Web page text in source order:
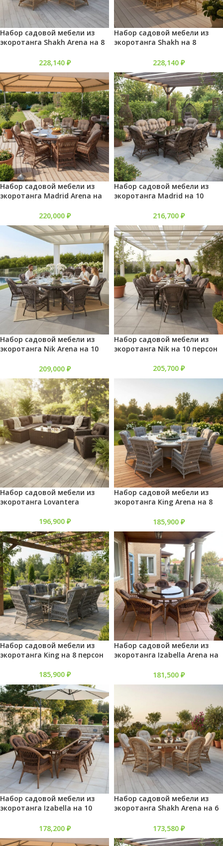
Набор садовой мебели из
экоротанга Shakh Arena на 8
228,140 ₽
Набор садовой мебели из
экоротанга Shakh на 8
228,140 ₽
Набор садовой мебели из
экоротанга Madrid Arena на
220,000 ₽
Набор садовой мебели из
экоротанга Madrid на 10
216,700 ₽
Набор садовой мебели из
экоротанга Nik Arena на 10
209,000 ₽
Набор садовой мебели из
экоротанга Nik на 10 персон
205,700 ₽
Набор садовой мебели из
экоротанга Lovantera
196,900 ₽
Набор садовой мебели из
экоротанга King Arena на 8
185,900 ₽
Набор садовой мебели из
экоротанга King на 8 персон
185,900 ₽
Набор садовой мебели из
экоротанга Izabella Arena на
181,500 ₽
Набор садовой мебели из
экоротанга Izabella на 10
178,200 ₽
Набор садовой мебели из
экоротанга Shakh Arena на 6
173,580 ₽